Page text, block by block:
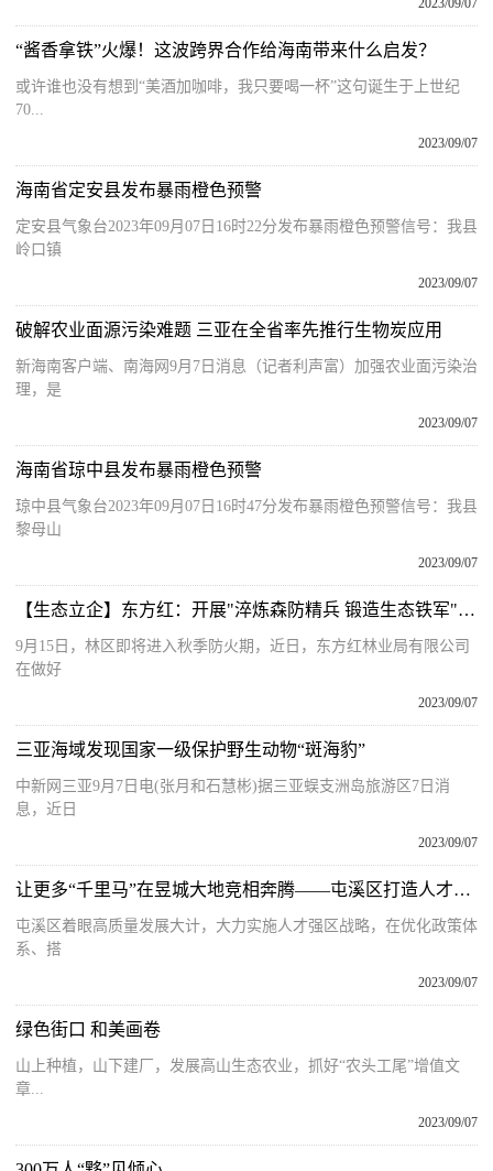
2023/09/07
“酱香拿铁”火爆！这波跨界合作给海南带来什么启发？
或许谁也没有想到“美酒加咖啡，我只要喝一杯”这句诞生于上世纪
70...
2023/09/07
海南省定安县发布暴雨橙色预警
定安县气象台2023年09月07日16时22分发布暴雨橙色预警信号：我县
岭口镇
2023/09/07
破解农业面源污染难题 三亚在全省率先推行生物炭应用
新海南客户端、南海网9月7日消息（记者利声富）加强农业面污染治
理，是
2023/09/07
海南省琼中县发布暴雨橙色预警
琼中县气象台2023年09月07日16时47分发布暴雨橙色预警信号：我县
黎母山
2023/09/07
【生态立企】东方红：开展"淬炼森防精兵 锻造生态铁军"防火技能训练
9月15日，林区即将进入秋季防火期，近日，东方红林业局有限公司
在做好
2023/09/07
三亚海域发现国家一级保护野生动物“斑海豹”
中新网三亚9月7日电(张月和石慧彬)据三亚蜈支洲岛旅游区7日消
息，近日
2023/09/07
让更多“千里马”在昱城大地竞相奔腾——屯溪区打造人才奔涌“新高地”
屯溪区着眼高质量发展大计，大力实施人才强区战略，在优化政策体
系、搭
2023/09/07
绿色街口 和美画卷
山上种植，山下建厂，发展高山生态农业，抓好“农头工尾”增值文
章...
2023/09/07